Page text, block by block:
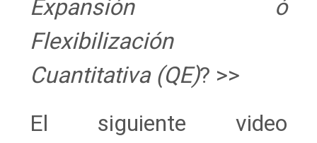
Expansión ó
Flexibilización
Cuantitativa (QE)? >>
El siguiente video